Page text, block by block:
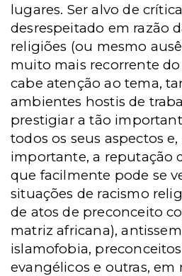
lugares. Ser alvo de
desrespeitado em razão
religiões (ou mesmo
muito mais recorrente
cabe atenção ao tema,
ambientes hostis de
prestigiar a tão
todos os seus aspectos
importante, a reputação
que facilmente pode se
situações de racismo
de atos de preconceito
matriz africana),
islamofobia,
evangélicos e outras, em